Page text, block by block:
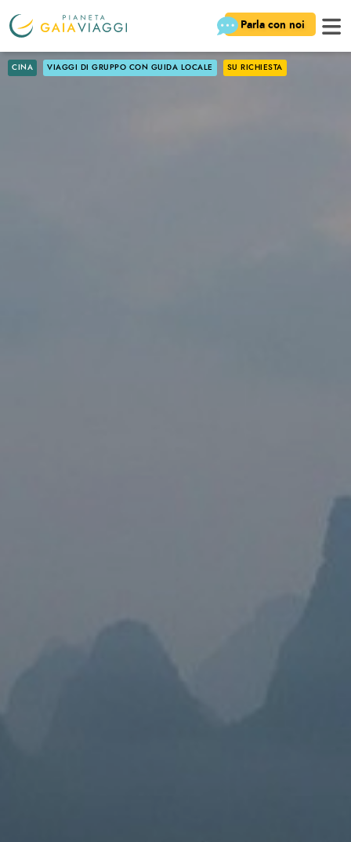
Parla con noi
CINA VIAGGI DI GRUPPO CON GUIDA LOCALE SU RICHIESTA